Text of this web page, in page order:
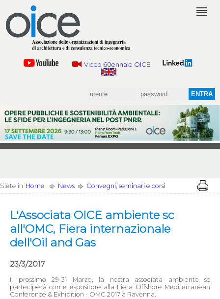
Video 60ennale OICE
Siete in Home News Convegni, seminari e corsi
L'Associata OICE ambiente sc
all'OMC, Fiera internazionale
dell'Oil and Gas
23/3/2017
Il prossimo 29-31 Marzo, la nostra associata ambiente sc
parteciperà come espositore alla Fiera Offshore Mediterranean
Conference & Exhibition - OMC 2017 a Ravenna.